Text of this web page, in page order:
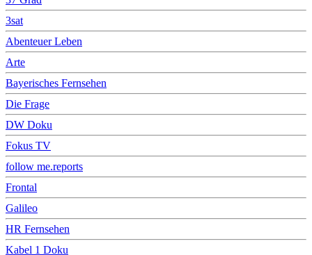
3sat
Abenteuer Leben
Arte
Bayerisches Fernsehen
Die Frage
DW Doku
Fokus TV
follow me.reports
Frontal
Galileo
HR Fernsehen
Kabel 1 Doku